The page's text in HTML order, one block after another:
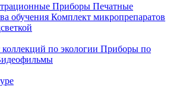
Приборы Печатные
обучения Комплект микропрепаратов
по экологии Приборы по